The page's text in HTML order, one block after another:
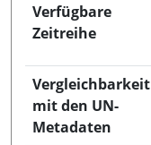
Verfügbare
Zeitreihe
Vergleichbarkeit
mit den UN-
Metadaten